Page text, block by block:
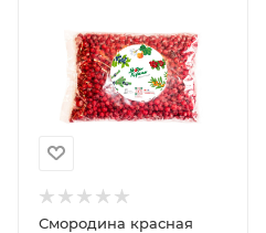
Смородина красная